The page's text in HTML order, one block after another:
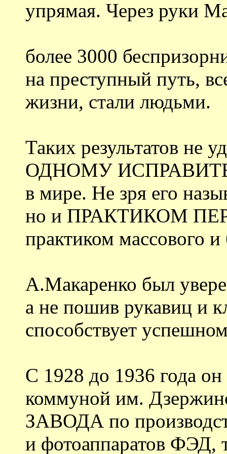
упрямая. Через руки
более 3000
на преступный путь,
жизни, стали людьми.
Таких результатов не
ОДНОМУ
в мире. Не зря его
но и ПРАКТИКОМ
практиком массового
А.Макаренко был
а не пошив рукавиц и
способствует
С 1928 до 1936 года он
коммуной им.
ЗАВОДА по
и фотоаппаратов